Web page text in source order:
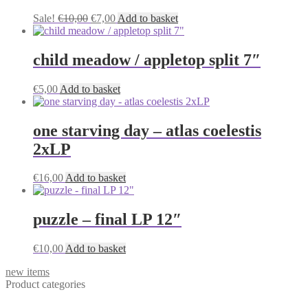
Sale! €10,00 Original
price
€10,00.
€7,00Current
price
€7,00.
Add to basket
child meadow / appletop split 7″
€5,00 Add to basket
one starving day – atlas coelestis
2xLP
€16,00Add to basket
puzzle – final LP 12″
€10,00 Add to basket
new items
Product categories